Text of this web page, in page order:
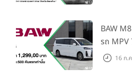
ส่วนรายได้จากการขายและการให้บริก
56,832 ล้านบาท ลดลง 1.0% YoY แต่
สาเหตุหลักมาจากรายได้จากการขายแ
จำนวน 50,312 ล้านบาท ลดลง 3.4%
ปลีกน้ำมันเฉลี่ยหน้าสถานีบริการที่ปรับ
ได้ธุรกิจ Oil ฟื้นตัวได้ 0.3% QoQ จา
Traffic
ภายใน
น้ำมันมูล
BAW
รถ MPV
ตลาดคร
16 ก.